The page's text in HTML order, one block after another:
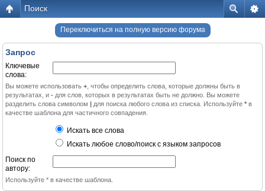
Поиск
Переключиться на полную версию форума
Запрос
Ключевые
слова:
Вы можете использовать + , чтобы определить слова, которые должны быть в
результатах, и - для слов, которых в результатах быть не должно. Вы можете
разделить слова символом | для поиска любого слова из списка. Используйте * в
качестве шаблона для частичного совпадения.
Искать все слова
Искать любое слово/поиск с языком запросов
Поиск по
автору:
Используйте * в качестве шаблона.